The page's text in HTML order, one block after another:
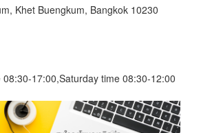
Khet Buengkum, Bangkok 10230
17:00,Saturday time 08:30-12:00